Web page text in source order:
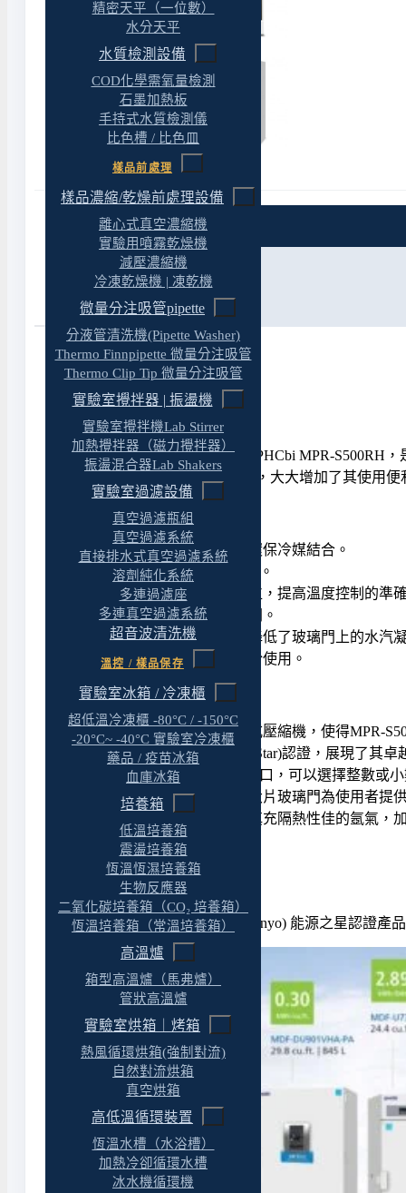
精密天平（一位數）
水分天平
水質檢測設備
COD化學需氧量檢測
石墨加熱板
手持式水質檢測儀
比色槽 / 比色皿
樣品前處理
樣品濃縮/乾燥前處理設備
離心式真空濃縮機
實驗用噴霧乾燥機
減壓濃縮機
冷凍乾燥機 | 凍乾機
微量分注吸管pipette
分液管清洗機(Pipette Washer)
Thermo Finnpipette 微量分注吸管
Thermo Clip Tip 微量分注吸管
實驗室攪拌器 | 振盪機
實驗室攪拌機Lab Stirrer
加熱攪拌器（磁力攪拌器）
振盪混合器Lab Shakers
實驗室過濾設備
真空過濾瓶組
真空過濾系統
直接排水式真空過濾系統
溶劑純化系統
多連過濾座
多連真空過濾系統
超音波清洗機
溫控 / 樣品保存
實驗室冰箱 / 冷凍櫃
超低溫冷凍櫃 -80°C / -150°C
-20°C~ -40°C 實驗室冷凍櫃
藥品 / 疫苗冰箱
血庫冰箱
培養箱
低溫培養箱
震盪培養箱
恆溫恆濕培養箱
生物反應器
二氧化碳培養箱（CO₂ 培養箱）
恆溫培養箱（常溫培養箱）
高溫爐
箱型高溫爐（馬弗爐）
管狀高溫爐
實驗室烘箱｜烤箱
熱風循環烘箱(強制對流)
自然對流烘箱
真空烘箱
高低溫循環裝置
恆溫水槽（水浴槽）
加熱冷卻循環水槽
冰水機循環機
特色
規格
參考資料
產品特色
致力於追求高效能與節能平衡的PHCbi MPR-
準層架與右側的拉出式抽屜設計，大大增加了其使用
高效節能的變頻壓縮機與環保冷媒結合。
OLED控制面板，使用方便。
溫度精確顯示到小數點一位，提高溫度控制的準
雙拉門設計，節省開門空間。
獨特的隔熱設計，大幅度降低了玻璃門上的水汽
右邊拉出式抽屜設計，便於使用。
優點：
採用新型環保冷媒與變頻式壓縮機，使得MPR-
榮獲美國能源之星(Energy Star)認證，展現了其
OLED面板提供直觀操作接口，可以選擇整數或
靈活的滑軌式拉門設計，大片玻璃門為使用者
加厚的雙夾層玻璃，內部填充隔熱性佳的氬氣
PHCbi (原松下Panasonic、三洋Sanyo) 能源之星認證